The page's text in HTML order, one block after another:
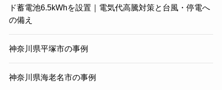
ド蓄電池6.5kWhを設置｜電気代高騰対策と台風・停電へ
の備え
神奈川県平塚市の事例
神奈川県海老名市の事例